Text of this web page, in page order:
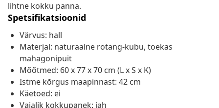
lihtne kokku panna.
Spetsifikatsioonid
Värvus: hall
Materjal: naturaalne rotang-kubu, toekas
mahagonipuit
Mõõtmed: 60 x 77 x 70 cm (L x S x K)
Istme kõrgus maapinnast: 42 cm
Käetoed: ei
Vajalik kokkupanek: jah